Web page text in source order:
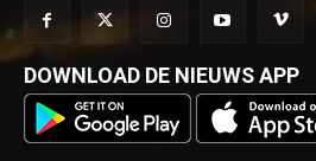
DOWNLOAD DE NIEUWS APP